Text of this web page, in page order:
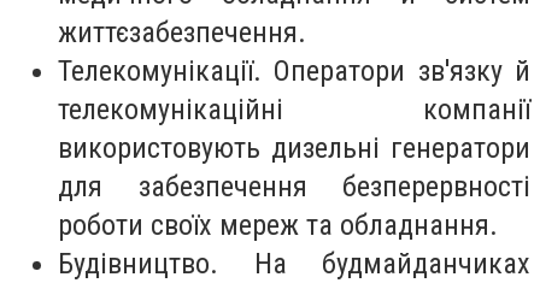
життєзабезпечення.
Телекомунікації. Оператори зв'язку й
телекомунікаційні компанії
використовують дизельні генератори
для забезпечення безперервності
роботи своїх мереж та обладнання.
Будівництво. На будмайданчиках